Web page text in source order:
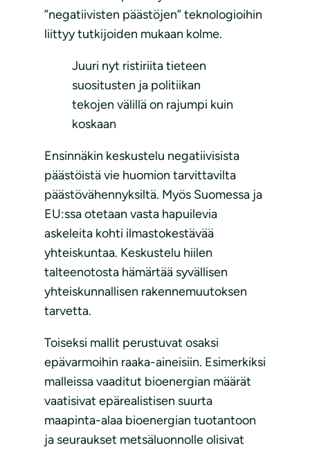
”negatiivisten päästöjen” teknologioihin
liittyy tutkijoiden mukaan kolme.
Juuri nyt ristiriita tieteen
suositusten ja politiikan
tekojen välillä on rajumpi kuin
koskaan
Ensinnäkin keskustelu negatiivisista
päästöistä vie huomion tarvittavilta
päästövähennyksiltä. Myös Suomessa ja
EU:ssa otetaan vasta hapuilevia
askeleita kohti ilmastokestävää
yhteiskuntaa. Keskustelu hiilen
talteenotosta hämärtää syvällisen
yhteiskunnallisen rakennemuutoksen
tarvetta.
Toiseksi mallit perustuvat osaksi
epävarmoihin raaka-aineisiin. Esimerkiksi
malleissa vaaditut bioenergian määrät
vaatisivat epärealistisen suurta
maapinta-alaa bioenergian tuotantoon
ja seuraukset metsäluonnolle olisivat